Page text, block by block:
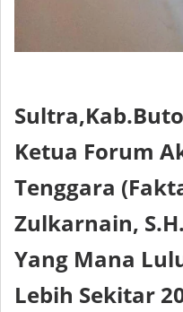
Ketua Forum
Tenggara
Zulkarnain,
Yang Mana
Lebih Sekitar